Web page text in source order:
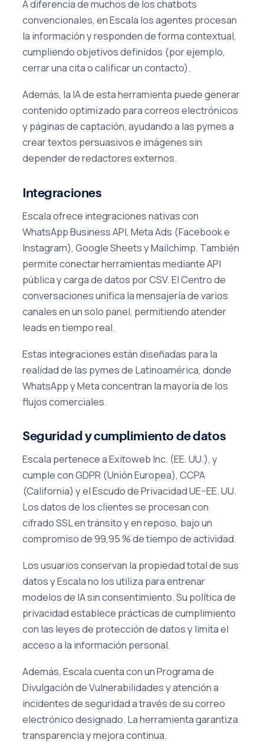
A diferencia de muchos de los chatbots
convencionales, en Escala los agentes procesan
la información y responden de forma contextual,
cumpliendo objetivos definidos (por ejemplo,
cerrar una cita o calificar un contacto).
Además, la IA de esta herramienta puede generar
contenido optimizado para correos electrónicos
y páginas de captación, ayudando a las pymes a
crear textos persuasivos e imágenes sin
depender de redactores externos.
Integraciones
Escala ofrece integraciones nativas con
WhatsApp Business API, Meta Ads (Facebook e
Instagram), Google Sheets y Mailchimp. También
permite conectar herramientas mediante API
pública y carga de datos por CSV. El Centro de
conversaciones unifica la mensajería de varios
canales en un solo panel, permitiendo atender
leads en tiempo real.
Estas integraciones están diseñadas para la
realidad de las pymes de Latinoamérica, donde
WhatsApp y Meta concentran la mayoría de los
flujos comerciales.
Seguridad y cumplimiento de datos
Escala pertenece a Exitoweb Inc. (EE. UU.), y
cumple con GDPR (Unión Europea), CCPA
(California) y el Escudo de Privacidad UE–EE. UU.
Los datos de los clientes se procesan con
cifrado SSL en tránsito y en reposo, bajo un
compromiso de 99,95 % de tiempo de actividad.
Los usuarios conservan la propiedad total de sus
datos y Escala no los utiliza para entrenar
modelos de IA sin consentimiento. Su política de
privacidad establece prácticas de cumplimiento
con las leyes de protección de datos y limita el
acceso a la información personal.
Además, Escala cuenta con un Programa de
Divulgación de Vulnerabilidades y atención a
incidentes de seguridad a través de su correo
electrónico designado. La herramienta garantiza
transparencia y mejora continua.